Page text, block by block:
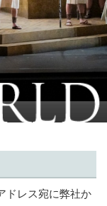
ドレス宛に弊社か